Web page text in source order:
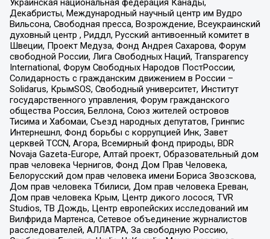
Украинская национальная федерация Канады,
Декабристы, Международный научный центр им Вудро
Вильсона, Свободная пресса, Возрождение, Всеукраинский
духовный центр , Риддл, Русский антивоенный комитет в
Швеции, Проект Медуза, Фонд Андрея Сахарова, Форум
свободной России, Лига Свободных Наций, Transparеncy
International, Форум Свободных Народов ПостРоссии,
Солидарность с гражданским движением в России –
Solidarus, КрымSOS, Свободный университет, Институт
государственного управления, Форум гражданского
общества Россия, Беллона, Союз жителей островов
Тисима и Хабомаи, Съезд народных депутатов, Гринпис
Интернешнл, Фонд борьбы с коррупцией Инк, Завет
церквей TCCN, Агора, Всемирный фонд природы, BDR
Novaja Gazeta-Europe, Алтай проект, Образовательный дом
прав человека Чернигов, Фонд Дом Прав Человека,
Белорусский дом прав человека имени Бориса Звозскова,
Дом прав человека Тбилиси, Дом прав человека Ереван,
Дом прав человека Крым, Центр дикого лосося, TVR
Studios, ТВ Дождь, Центр европейских исследований им
Вилфрида Мартенса, Сетевое объединение журналистов
расследователей, АЛЛАТРА, За свободную Россию,